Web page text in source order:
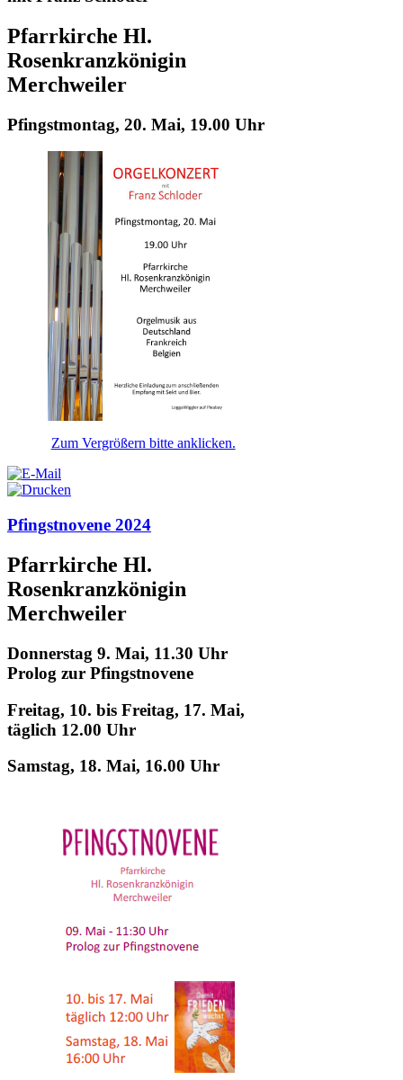
Pfarrkirche Hl.
Rosenkranzkönigin
Merchweiler
Pfingstmontag, 20. Mai, 19.00 Uhr
Zum Vergrößern bitte anklicken.
Pfingstnovene 2024
Pfarrkirche Hl.
Rosenkranzkönigin
Merchweiler
Donnerstag 9. Mai, 11.30 Uhr
Prolog zur Pfingstnovene
Freitag, 10. bis Freitag, 17. Mai,
täglich 12.00 Uhr
Samstag, 18. Mai, 16.00 Uhr